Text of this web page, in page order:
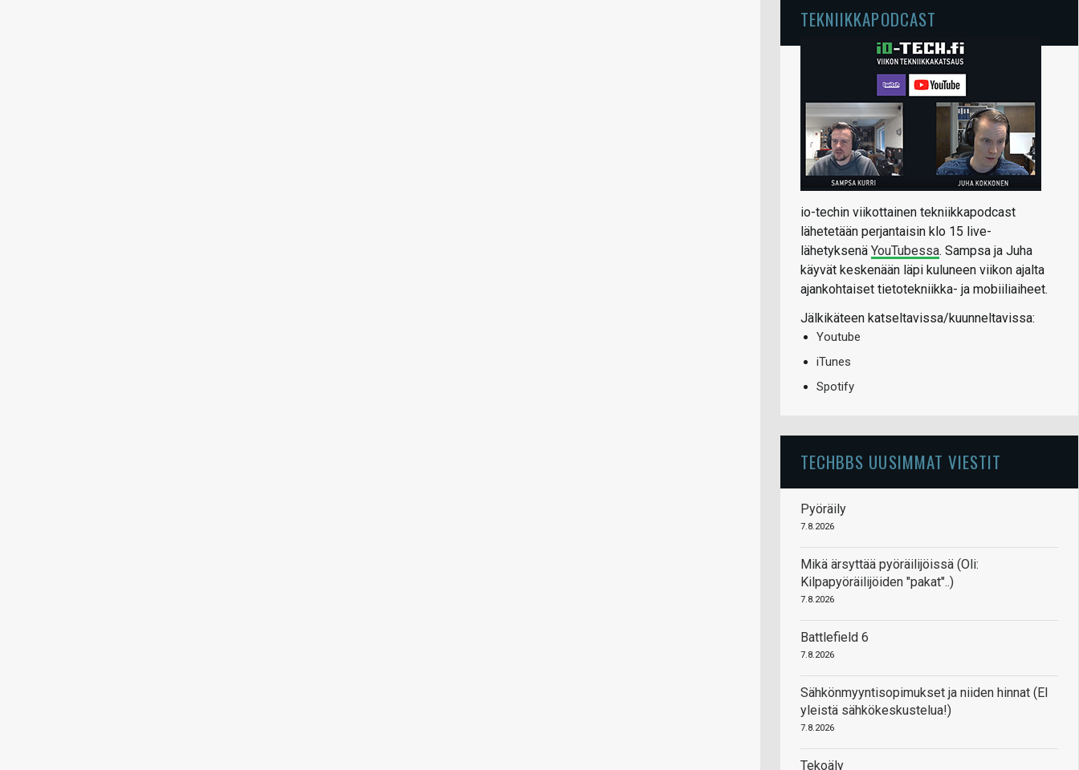
TEKNIIKKAPODCAST
io-techin viikottainen tekniikkapodcast
lähetetään perjantaisin klo 15 live-
lähetyksenä YouTubessa. Sampsa ja Juha
käyvät keskenään läpi kuluneen viikon ajalta
ajankohtaiset tietotekniikka- ja mobiiliaiheet.
Jälkikäteen katseltavissa/kuunneltavissa:
Youtube
iTunes
Spotify
TECHBBS UUSIMMAT VIESTIT
Pyöräily
7.8.2026
Mikä ärsyttää pyöräilijöissä (Oli:
Kilpapyöräilijöiden "pakat"..)
7.8.2026
Battlefield 6
7.8.2026
Sähkönmyyntisopimukset ja niiden hinnat (EI
yleistä sähkökeskustelua!)
7.8.2026
Tekoäly